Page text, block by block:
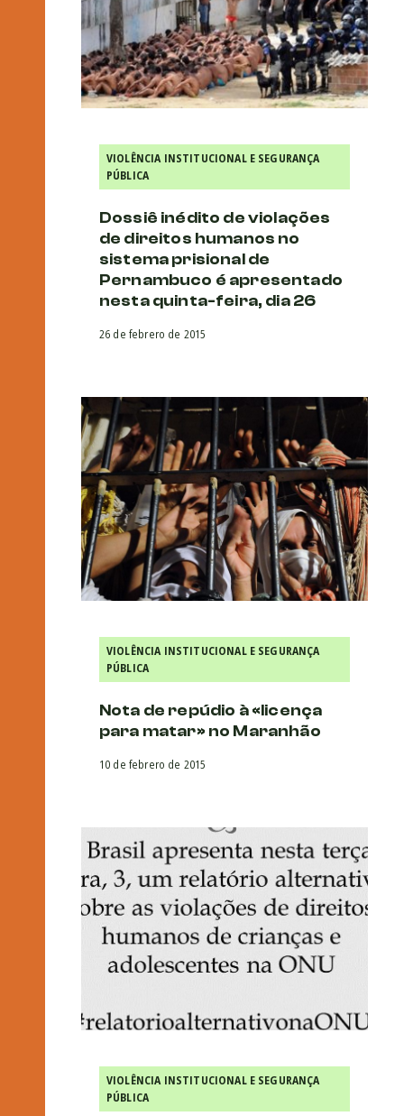
VIOLÊNCIA INSTITUCIONAL E SEGURANÇA
PÚBLICA
Dossiê inédito de violações
de direitos humanos no
sistema prisional de
Pernambuco é apresentado
nesta quinta-feira, dia 26
26 de febrero de 2015
VIOLÊNCIA INSTITUCIONAL E SEGURANÇA
PÚBLICA
Nota de repúdio à «licença
para matar» no Maranhão
10 de febrero de 2015
VIOLÊNCIA INSTITUCIONAL E SEGURANÇA
PÚBLICA